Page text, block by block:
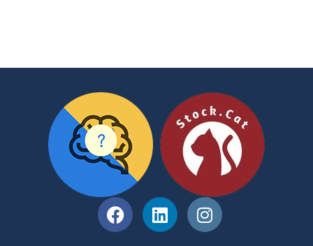
開箱入門商業大小事
了解更多 >
股市小白開罐器
了解更多 >